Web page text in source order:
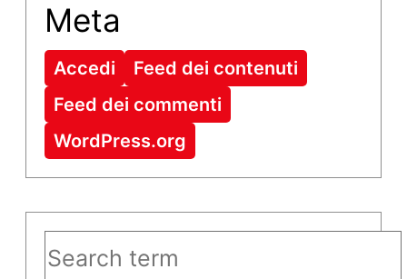
Meta
Accedi
Feed dei contenuti
Feed dei commenti
WordPress.org